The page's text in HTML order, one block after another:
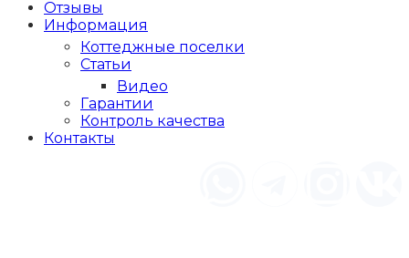
Отзывы
Информация
Коттеджные поселки
Статьи
Видео
Гарантии
Контроль качества
Контакты